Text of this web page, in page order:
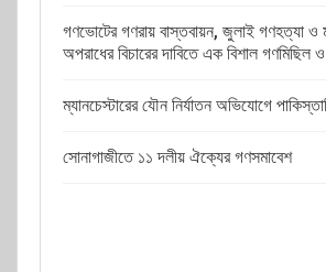
গণভোটের গণরায় বাস্তবায়ন, জুলাই গণহত্যা ও
অপরাধের বিচারের দাবিতে এক বিশাল গণমিছিল
ম্যানচেস্টারের যৌন নির্যাতন অভিযোগে
সোনাগাজীতে ১১ দলীয় ঐক্যের গণসমাবেশ